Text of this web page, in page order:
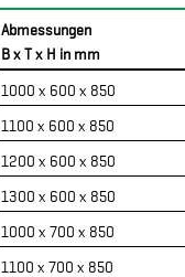
Abmessungen
B x T x H in mm
1000 x 600 x 850
1100 x 600 x 850
1200 x 600 x 850
1300 x 600 x 850
1000 x 700 x 850
1100 x 700 x 850